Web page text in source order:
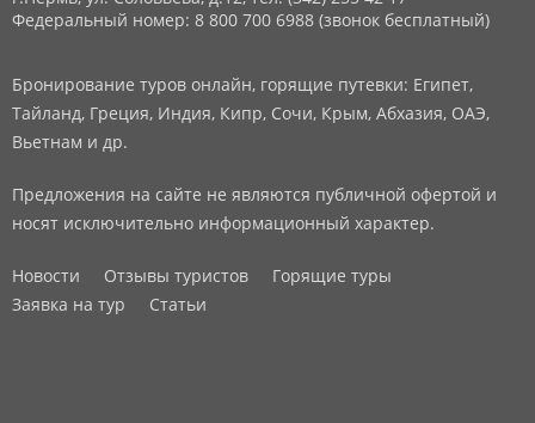
Федеральный номер: 8 800 700 6988 (звонок бесплатный)
Бронирование туров онлайн, горящие путевки: Египет,
Тайланд, Греция, Индия, Кипр, Сочи, Крым, Абхазия, ОАЭ,
Вьетнам и др.
Предложения на сайте не являются публичной офертой и
носят исключительно информационный характер.
Новости Отзывы туристов
Горящие туры
Заявка на тур
Статьи